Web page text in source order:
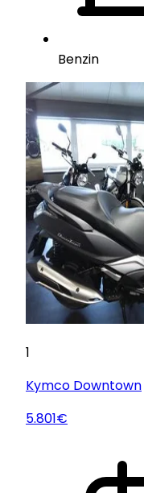
Benzin
1
Kymco Downtown
5.801€